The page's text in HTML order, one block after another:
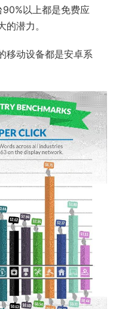
以上都是免费应
潜力。
移动设备都是安卓系